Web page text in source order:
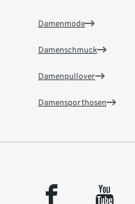
Damenmode
Damenschmuck
Damenpullover
Damensporthosen
facebook youtube